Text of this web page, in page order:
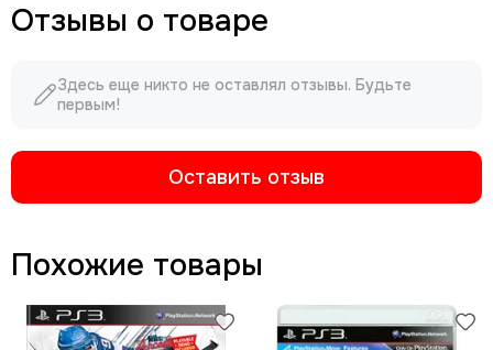
Отзывы о товаре
Здесь еще никто не оставлял отзывы. Будьте
первым!
Оставить отзыв
Похожие товары